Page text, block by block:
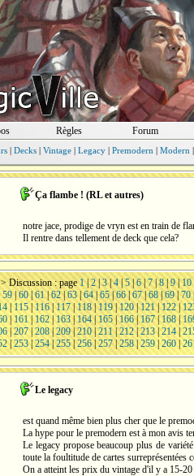
Règles Forum
| Decks| Vintage| Legacy| Premodern | Modern |
Ça flambe ! (RL et autres)
notre jace, prodige de vryn est en train de
Il rentre dans tellement de deck que cela?
Discussion : page 1|2|3|4|5| 6|7|8| 9|10|
59|60|61|62|63| 64|65|66|67|68|69|70
| 115| 116| 117| 118| 119|120| 121|122|
| 161| 162| 163|164| 165|166| 167|168|
| 207| 208| 209|210|211|212|213|214|
|253| 254|255|256|257|258| 259| 260|
Le legacy
est quand même bien plus cher que le
La hype pour le premodern est à mon avis
Le legacy propose beaucoup plus de
toute la foultitude de cartes
On a atteint les prix du vintage d'il y a 15-